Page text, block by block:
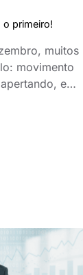
o primeiro!
muitos
movimento
e…